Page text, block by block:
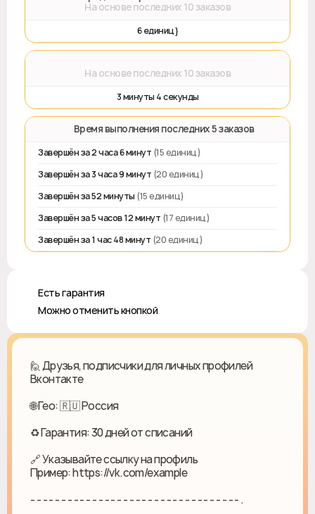
На основе последних 10 заказов
6 единиц}
На основе последних 10 заказов
3 минуты 4 секунды
⏱️ Время выполнения последних 5 заказов
Завершён за 2 часа 6 минут (15 единиц)
Завершён за 3 часа 9 минут (20 единиц)
Завершён за 52 минуты (15 единиц)
Завершён за 5 часов 12 минут (17 единиц)
Завершён за 1 час 48 минут (20 единиц)
♻️ Есть гарантия
❎ Можно отменить кнопкой
🙋 Друзья, подписчики для личных профилей
Вконтакте
🌐 Гео: 🇷🇺 Россия
♻ Гарантия: 30 дней от списаний
🔗 Указывайте ссылку на профиль
Пример: https://vk.com/example
- - - - - - - - - - - - - - - - - - - - - - - - - - - - - - - - - - .